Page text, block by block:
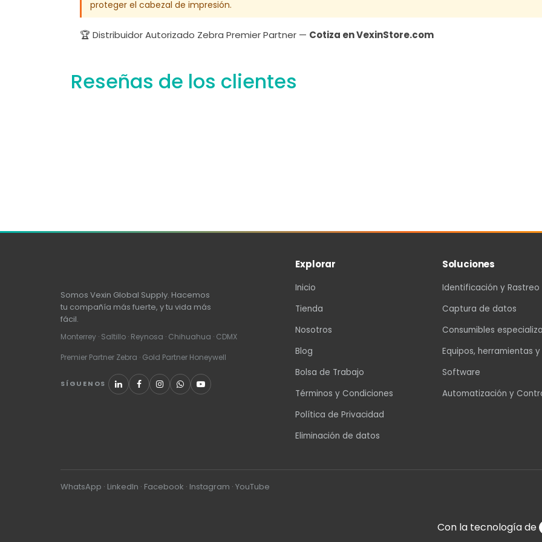
proteger el cabezal de impresión.
🏆 Distribuidor Autorizado Zebra Premier Partner — Cotiza en VexinStore.com
Reseñas de los clientes
Somos Vexin Global Supply. Hacemos
tu compañía más fuerte, y tu vida más
fácil.
Monterrey · Saltillo · Reynosa · Chihuahua · CDMX
Premier Partner Zebra · Gold Partner Honeywell
SÍGUENOS
Explorar
Inicio
Tienda
Nosotros
Blog
Bolsa de Trabajo
Términos y Condiciones
Política de Privacidad
Eliminación de datos
Soluciones
Identificación y Rastreo
Captura de datos
Consumibles
Equipos, herramientas
Software
Automatización y
WhatsApp · LinkedIn · Facebook · Instagram · YouTube
Con la tecnología de